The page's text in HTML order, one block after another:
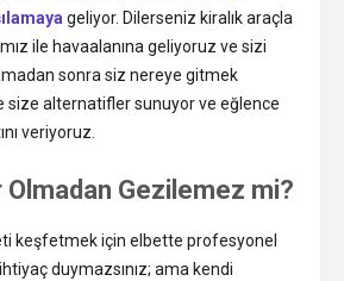
geliyor. Dilerseniz kiralık araçla
ile havaalanına geliyoruz ve sizi
sonra siz nereye gitmek
size alternatifler sunuyor ve eğlence
veriyoruz.
Olmadan Gezilemez mi?
keşfetmek için elbette profesyonel
duymazsınız; ama kendi